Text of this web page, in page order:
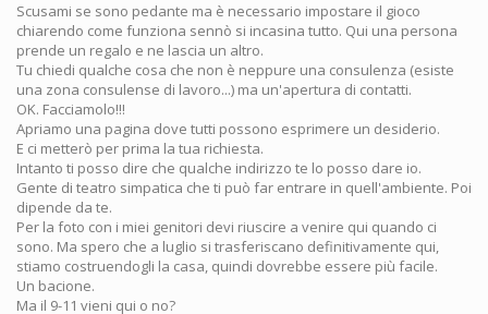
Scusami se sono pedante ma è necessario impostare il gioco
chiarendo come funziona sennò si incasina tutto. Qui una persona
prende un regalo e ne lascia un altro.
Tu chiedi qualche cosa che non è neppure una consulenza (esiste
una zona consulense di lavoro...) ma un'apertura di contatti.
OK. Facciamolo!!!
Apriamo una pagina dove tutti possono esprimere un desiderio.
E ci metterò per prima la tua richiesta.
Intanto ti posso dire che qualche indirizzo te lo posso dare io.
Gente di teatro simpatica che ti può far entrare in quell'ambiente. Poi
dipende da te.
Per la foto con i miei genitori devi riuscire a venire qui quando ci
sono. Ma spero che a luglio si trasferiscano definitivamente qui,
stiamo costruendogli la casa, quindi dovrebbe essere più facile.
Un bacione.
Ma il 9-11 vieni qui o no?